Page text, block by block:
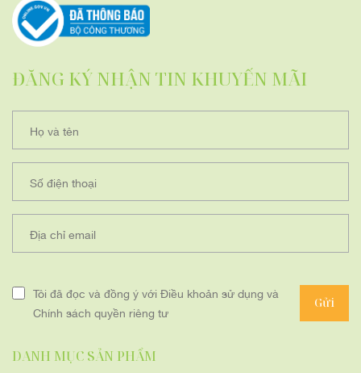
ĐĂNG KÝ NHẬN TIN KHUYẾN MÃI
Họ và tên
Số điện thoại
Địa chỉ email
Tôi đã đọc và đồng ý với Điều khoản sử dụng và
Chính sách quyền riêng tư
Gửi
DANH MỤC SẢN PHẨM